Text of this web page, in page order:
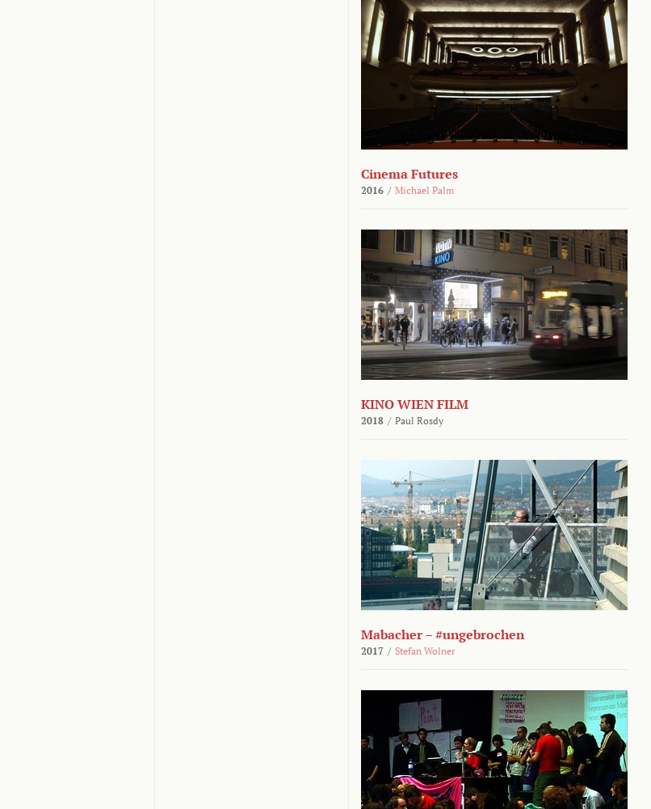
Cinema Futures
2016 / Michael Palm
KINO WIEN FILM
2018 / Paul Rosdy
Mabacher – #ungebrochen
2017 / Stefan Wolner